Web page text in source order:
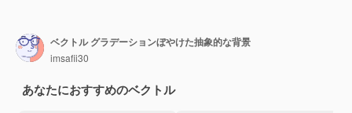
ベクトル グラデーションぼやけた抽象的な背景
imsafii30
あなたにおすすめのベクトル